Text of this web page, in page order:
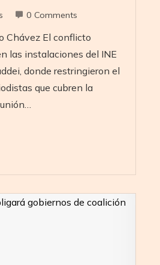
0 Comments
Chávez El conflicto
las instalaciones del INE
donde restringieron el
que cubren la